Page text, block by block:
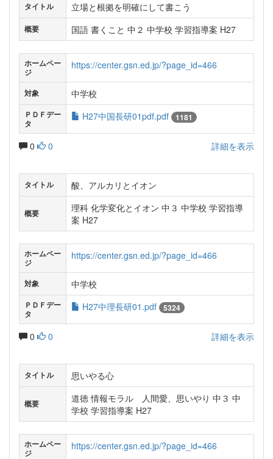
タイトル 立場と根拠を明確にして書こう
概要 国語 書くこと 中２ 中学校 学習指導案 H27
ホームペー
ジ
https://center.gsn.ed.jp/?page_id=466
対象 中学校
ＰＤＦデー
タ
H27中国長研01pdf.pdf 1181
0 0 詳細を表示
タイトル 酸、アルカリとイオン
概要
理科 化学変化とイオン 中３ 中学校 学習指導
案 H27
ホームペー
ジ
https://center.gsn.ed.jp/?page_id=466
対象 中学校
ＰＤＦデー
タ
H27中理長研01.pdf 5324
0 0 詳細を表示
タイトル 思いやる心
概要
道徳 情報モラル 人間愛、思いやり 中３ 中
学校 学習指導案 H27
ホームペー
ジ
https://center.gsn.ed.jp/?page_id=466